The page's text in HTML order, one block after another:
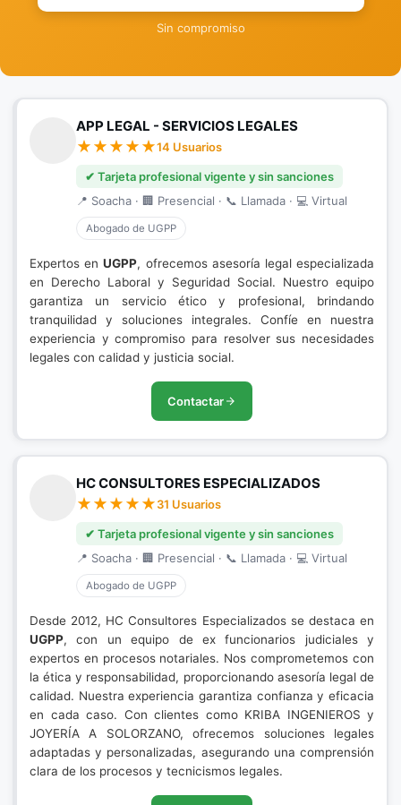
Sin compromiso
APP LEGAL - SERVICIOS LEGALES
14 Usuarios
✔ Tarjeta profesional vigente y sin sanciones
📍 Soacha · 🏢 Presencial · 📞 Llamada · 💻 Virtual
Abogado de UGPP
Expertos enUGPP, ofrecemos asesoría legal especializada
en Derecho Laboral y Seguridad Social. Nuestro equipo
garantiza un servicio ético y profesional, brindando
tranquilidad y soluciones integrales. Confíe en nuestra
experiencia y compromiso para resolver sus necesidades
legales con calidad y justicia social.
Contactar
HC CONSULTORES ESPECIALIZADOS
31 Usuarios
✔ Tarjeta profesional vigente y sin sanciones
📍 Soacha · 🏢 Presencial · 📞 Llamada · 💻 Virtual
Abogado de UGPP
Desde 2012, HC Consultores Especializados se destaca en
UGPP, con un equipo de ex funcionarios judiciales y
expertos en procesos notariales. Nos comprometemos con
la ética y responsabilidad, proporcionando asesoría legal de
calidad. Nuestra experiencia garantiza confianza y eficacia
en cada caso. Con clientes como KRIBA INGENIEROS y
JOYERÍA A SOLORZANO, ofrecemos soluciones legales
adaptadas y personalizadas, asegurando una comprensión
clara de los procesos y tecnicismos legales.